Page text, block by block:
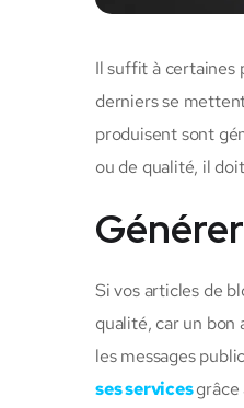
Il suffit à certaines
derniers se
produisent sont
ou de qualité, il
Si vos articles de
qualité, car un
les messages
ses services